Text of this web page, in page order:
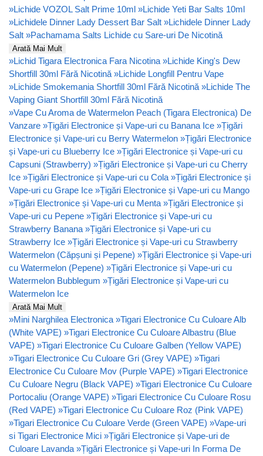
»Lichide VOZOL Salt Prime 10ml »Lichide Yeti Bar Salts 10ml
»Lichidele Dinner Lady Dessert Bar Salt »Lichidele Dinner Lady
Salt »Pachamama Salts Lichide cu Sare-uri De Nicotină
Arată Mai Mult
»Lichid Tigara Electronica Fara Nicotina »Lichide King's Dew
Shortfill 30ml Fără Nicotină »Lichide Longfill Pentru Vape
»Lichide Smokemania Shortfill 30ml Fără Nicotină »Lichide The
Vaping Giant Shortfill 30ml Fără Nicotină
»Vape Cu Aroma de Watermelon Peach (Tigara Electronica) De
Vanzare »Țigări Electronice și Vape-uri cu Banana Ice »Țigări
Electronice și Vape-uri cu Berry Watermelon »Țigări Electronice
și Vape-uri cu Blueberry Ice »Țigări Electronice și Vape-uri cu
Capsuni (Strawberry) »Țigări Electronice și Vape-uri cu Cherry
Ice »Țigări Electronice și Vape-uri cu Cola »Țigări Electronice și
Vape-uri cu Grape Ice »Țigări Electronice și Vape-uri cu Mango
»Țigări Electronice și Vape-uri cu Menta »Țigări Electronice și
Vape-uri cu Pepene »Țigări Electronice și Vape-uri cu
Strawberry Banana »Țigări Electronice și Vape-uri cu
Strawberry Ice »Țigări Electronice și Vape-uri cu Strawberry
Watermelon (Căpșuni și Pepene) »Țigări Electronice și Vape-uri
cu Watermelon (Pepene) »Țigări Electronice și Vape-uri cu
Watermelon Bubblegum »Țigări Electronice și Vape-uri cu
Watermelon Ice
Arată Mai Mult
»Mini Narghilea Electronica »Tigari Electronice Cu Culoare Alb
(White VAPE) »Tigari Electronice Cu Culoare Albastru (Blue
VAPE) »Tigari Electronice Cu Culoare Galben (Yellow VAPE)
»Tigari Electronice Cu Culoare Gri (Grey VAPE) »Tigari
Electronice Cu Culoare Mov (Purple VAPE) »Tigari Electronice
Cu Culoare Negru (Black VAPE) »Tigari Electronice Cu Culoare
Portocaliu (Orange VAPE) »Tigari Electronice Cu Culoare Rosu
(Red VAPE) »Tigari Electronice Cu Culoare Roz (Pink VAPE)
»Tigari Electronice Cu Culoare Verde (Green VAPE) »Vape-uri
si Tigari Electronice Mici »Țigări Electronice și Vape-uri de
Culoare Lavanda »Țigări Electronice și Vape-uri In Forma De